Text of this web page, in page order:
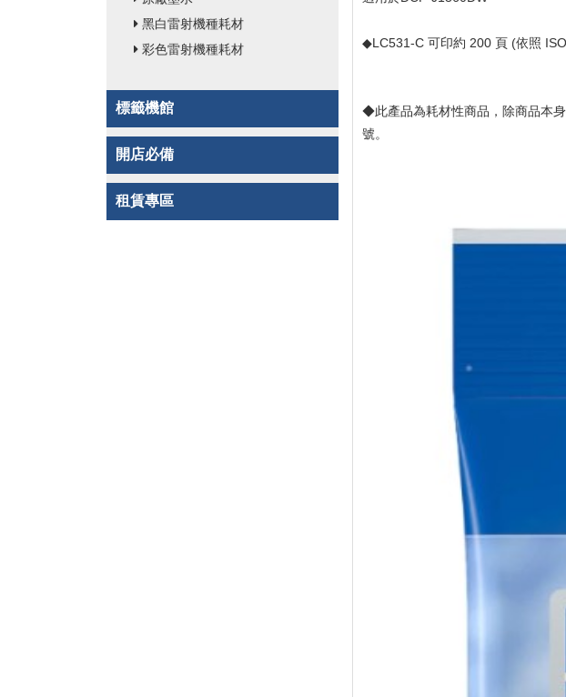
黑白雷射機種耗材
彩色雷射機種耗材
標籤機館
開店必備
租賃專區
◆LC531-C 可印約 200 頁 (依照
◆此產品為耗材性商品，除商品本
號。